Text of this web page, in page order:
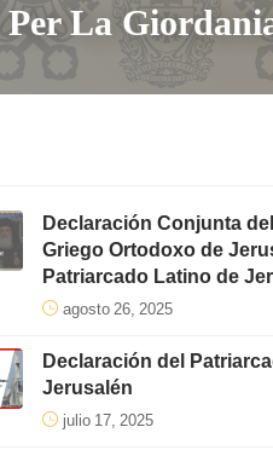
La
Declaración Conjunta
Griego Ortodoxo de
Patriarcado Latino de
agosto 26, 2025
Declaración del
Jerusalén
julio 17, 2025